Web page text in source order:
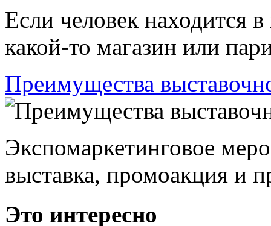
Если человек находится
какой-то магазин или
Преимущества
Экспомаркетинговое
выставка, промоакция и
Это интересно